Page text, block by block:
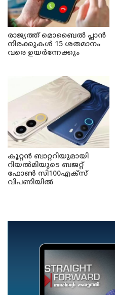
രാജ്യത്ത് മൊബൈൽ പ്ലാൻ
നിരക്കുകൾ 15 ശതമാനം
വരെ ഉയർന്നേക്കും
കൂറ്റൻ ബാറ്ററിയുമായി
റിയൽമിയുടെ ബജറ്റ്
ഫോൺ സി100എക്‌സ്
വിപണിയിൽ